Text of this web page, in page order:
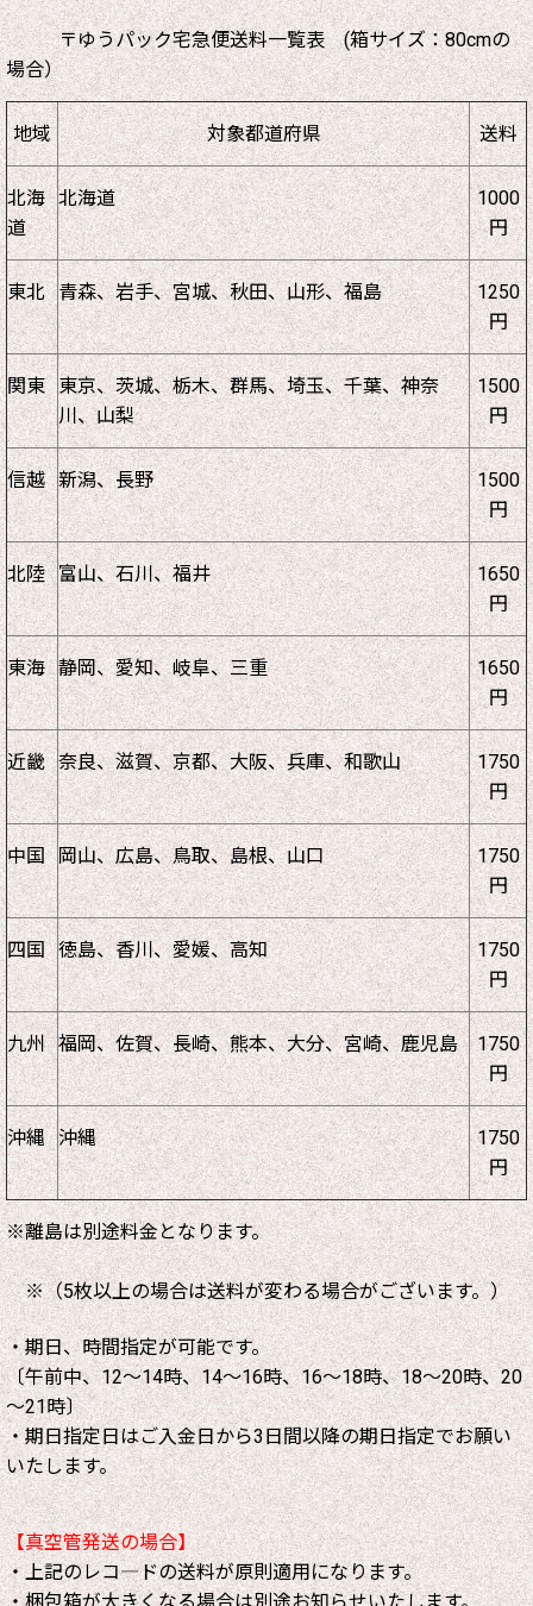
〒ゆうパック宅急便送料一覧表 (箱サイズ：80cmの
場合）
地域 対象都道府県 送料
北海
道
北海道
1000
円
東北 青森、岩手、宮城、秋田、山形、福島
1250
円
関東 東京、茨城、栃木、群馬、埼玉、千葉、神奈
川、山梨
1500
円
信越 新潟、長野
1500
円
北陸 富山、石川、福井
1650
円
東海 静岡、愛知、岐阜、三重
1650
円
近畿 奈良、滋賀、京都、大阪、兵庫、和歌山
1750
円
中国 岡山、広島、鳥取、島根、山口
1750
円
四国 徳島、香川、愛媛、高知
1750
円
九州 福岡、佐賀、長崎、熊本、大分、宮崎、鹿児島
1750
円
沖縄 沖縄
1750
円
※離島は別途料金となります。
※（5枚以上の場合は送料が変わる場合がございます。）
・期日、時間指定が可能です。
〔午前中、12～14時、14～16時、16～18時、18～20時、20
～21時〕
・期日指定日はご入金日から3日間以降の期日指定でお願い
いたします。
【真空管発送の場合】
・上記のレコ―ドの送料が原則適用になります。